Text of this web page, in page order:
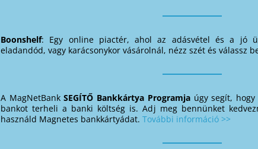
Boonshelf: Egy online piactér, ahol az adásvétel és a jó
eladandód, vagy karácsonykor vásárolnál, nézz szét és válassz
A MagNetBankSEGÍTŐ Bankkártya Programjaúgy segít, hogy
bankot terheli a banki költség is. Adj meg bennünket
használd Magnetes bankkártyádat. További információ >>